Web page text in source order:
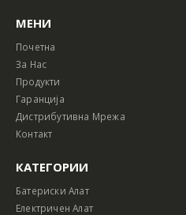
МЕНИ
Почетна
За Нас
Продукти
Гаранција
Дистрибутивна Мрежа
Контакт
КАТЕГОРИИ
Батериски Алат
Електричен Алат